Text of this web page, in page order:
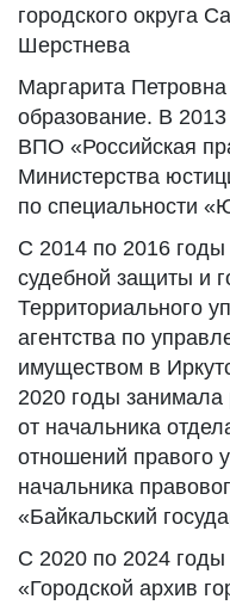
городского округа
Шерстнева
Маргарита
образование. В
ВПО «Российская
Министерства
по специальности
С 2014 по 2016
судебной защиты и
Территориального
агентства по
имуществом в
2020 годы
от начальника
отношений правого
начальника
«Байкальский
С 2020 по 2024
«Городской архив